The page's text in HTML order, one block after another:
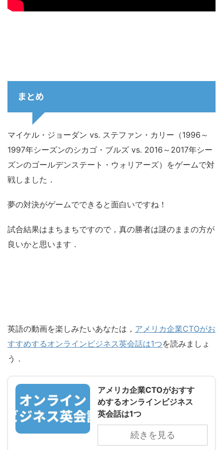
まとめ
マイケル・ジョーダン vs. ステファン・カリー（1996～
1997年シーズンのシカゴ・ブルズ vs. 2016～2017年シー
ズンのゴールデンステート・ウォリアーズ）をゲームで対
戦しました．
夢の対決がゲームでできると面白いですね！
試合結果はまちまちですので，真の勝者は謎のままの方が
良いかと思います．
英語の動画を楽しみたいあなたは， アメリカ企業CTOがお
すすめするオンラインビジネス英会話は1つを読みましょ
う．
アメリカ企業CTOがおすす
めするオンラインビジネス
英会話は1つ
続きを見る